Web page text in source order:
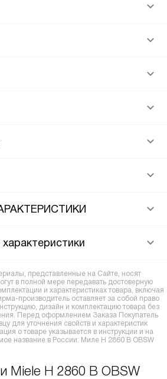
представленные на Сайте, носят
в полной мере передавать достоверную
и характеристиках товара, включая
производитель оставляет за собой право
дизайн и комплектацию товара без
Перед оформлением Заказа Покупатель
для уточнения свойств и характеристик
о товаре указывается в инструкции и на
название в России: Миле H 2860 B OBSW
Miele H 2860 B OBSW